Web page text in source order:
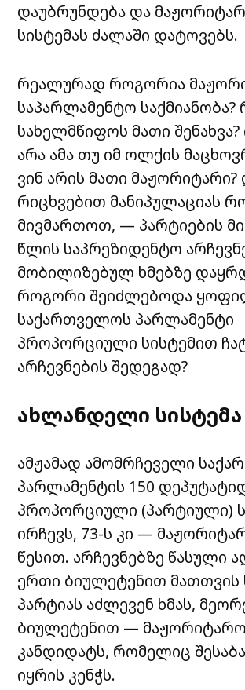
დაუბრუნდება და
სისტემას ძალაში დატოვებს.
რეალურად როგორია
საპარლამენტო საქმიანობა?
სახელმწიფოს მათი შენახვა?
არა ამა თუ იმ ოლქის
ვინ არის მათი
რიცხვებით მანიპულაციას
მივმართოთ, — პარტიების
წლის საპრეზიდენტო
მობილიზებულ ხმებზე
როგორი შეიძლებოდა
საქართველოს პარლამენტი
პროპორციული სისტემით
არჩევნების შედეგად?
ახლანდელი სისტემა
ამჟამად ამომრჩეველი
პარლამენტის 150
პროპორციული (პარტიული)
ირჩევს, 73-ს კი —
წესით. არჩევნებზე წასული
ერთი ბიულეტენით მათთვის
პარტიას აძლევენ ხმას,
ბიულეტენით —
კანდიდატს, რომელიც
იყრის კენჭს.